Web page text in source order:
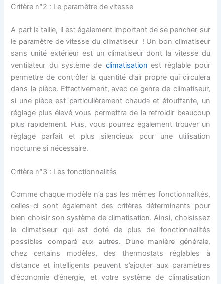
Critère n°2 : Le paramètre de vitesse
A part la taille, il est également important de se pencher sur
le paramètre de vitesse du climatiseur ! Un bon climatiseur
sans unité extérieur est un climatiseur dont la vitesse du
ventilateur du système de climatisation est réglable pour
permettre de contrôler la quantité d’air propre qui circulera
dans la pièce. Effectivement, avec ce genre de climatiseur,
si une pièce est particulièrement chaude et étouffante, un
réglage plus élevé vous permettra de la refroidir beaucoup
plus rapidement. Puis, vous pourrez également trouver un
réglage parfait et plus silencieux pour une utilisation
nocturne si nécessaire.
Critère n°3 : Les fonctionnalités
Comme chaque modèle n’a pas les mêmes fonctionnalités,
celles-ci sont également des critères déterminants pour
bien choisir son système de climatisation. Ainsi, choisissez
le climatiseur qui est doté de plus de fonctionnalités
possibles comparé aux autres. D’une manière générale,
chez certains modèles, des thermostats réglables à
distance et intelligents peuvent s’ajouter aux paramètres
d’économie d’énergie, et votre système de climatisation